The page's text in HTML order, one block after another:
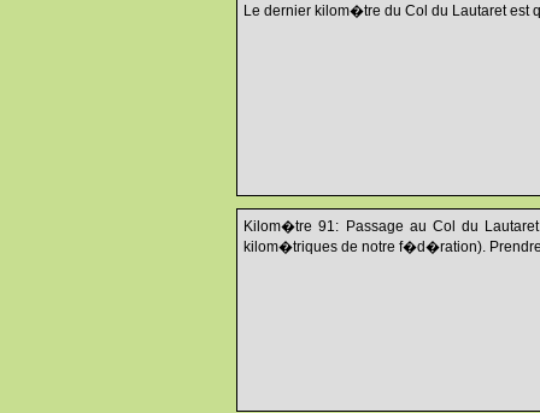
Le dernier kilom�tre du Col du Lautaret est
Kilom�tre 91: Passage au Col du
kilom�triques de notre f�d�ration).